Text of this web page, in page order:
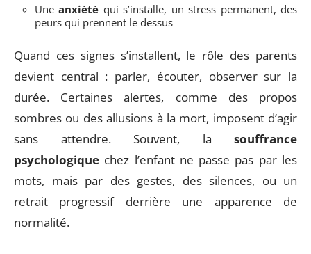
Uneanxiété qui s’installe, un stress permanent, des
peurs qui prennent le dessus
Quand ces signes s’installent, le rôle des parents
devient central : parler, écouter, observer sur la
durée. Certaines alertes, comme des propos
sombres ou des allusions à la mort, imposent d’agir
sans attendre. Souvent, la souffrance
psychologique chez l’enfant ne passe pas par les
mots, mais par des gestes, des silences, ou un
retrait progressif derrière une apparence de
normalité.